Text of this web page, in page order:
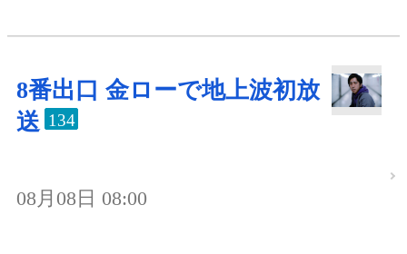
8番出口 金ローで地上波初放
送 134
08月08日 08:00